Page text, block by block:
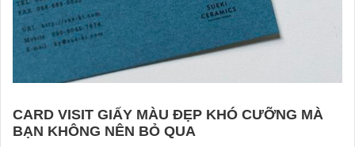
CARD VISIT GIẤY MÀU ĐẸP KHÓ CƯỠNG MÀ
BẠN KHÔNG NÊN BỎ QUA